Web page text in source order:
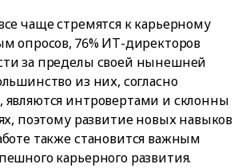
чаще стремятся к карьерному
опросов, 76% ИТ-директоров
за пределы своей нынешней
из них, согласно
являются интровертами и склонны
поэтому развитие новых навыков
также становится важным
карьерного развития.